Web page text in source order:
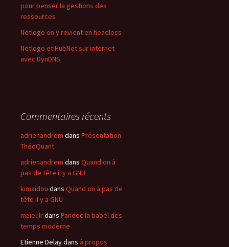
pour penser la gestions des
ressources
Netlogo on y revient en headless
Netlogo et HubNet sur internet
avec DynDNS
Commentaires récents
adrienandrem dans Présentation
ThéoQuant
adrienandrem dans Quand on à
pas de tête il y a GNU
kimaidou dans Quand on à pas de
tête il y a GNU
maieulrdans Pandoc la babel des
temps modèrne
Etienne Delaydans à propos